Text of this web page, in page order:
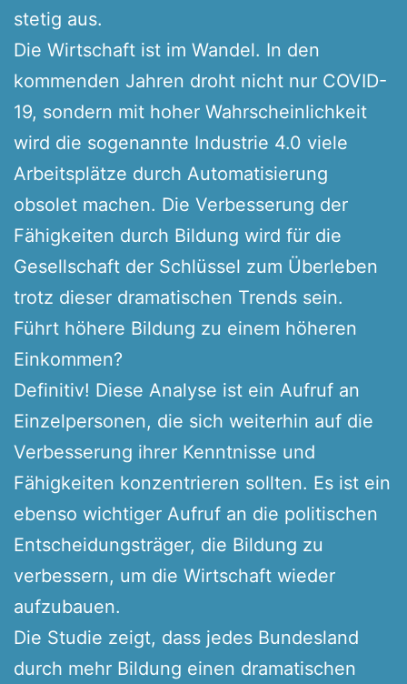
stetig aus.
Die Wirtschaft ist im Wandel. In den
kommenden Jahren droht nicht nur COVID-
19, sondern mit hoher Wahrscheinlichkeit
wird die sogenannte Industrie 4.0 viele
Arbeitsplätze durch Automatisierung
obsolet machen. Die Verbesserung der
Fähigkeiten durch Bildung wird für die
Gesellschaft der Schlüssel zum Überleben
trotz dieser dramatischen Trends sein.
Führt höhere Bildung zu einem höheren
Einkommen?
Definitiv! Diese Analyse ist ein Aufruf an
Einzelpersonen, die sich weiterhin auf die
Verbesserung ihrer Kenntnisse und
Fähigkeiten konzentrieren sollten. Es ist ein
ebenso wichtiger Aufruf an die politischen
Entscheidungsträger, die Bildung zu
verbessern, um die Wirtschaft wieder
aufzubauen.
Die Studie zeigt, dass jedes Bundesland
durch mehr Bildung einen dramatischen